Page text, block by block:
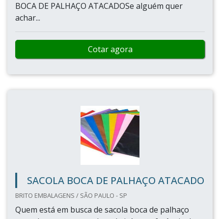
BOCA DE PALHAÇO ATACADOSe alguém quer
achar...
Cotar agora
SACOLA BOCA DE PALHAÇO ATACADO
BRITO EMBALAGENS / SÃO PAULO - SP
Quem está em busca de sacola boca de palhaço